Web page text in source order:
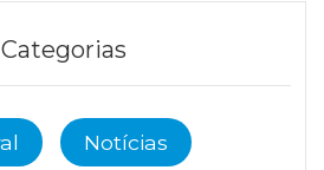
Categorias
Notícias